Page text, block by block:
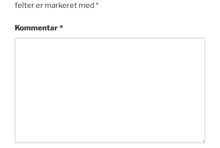
felter er markeret med *
Kommentar*